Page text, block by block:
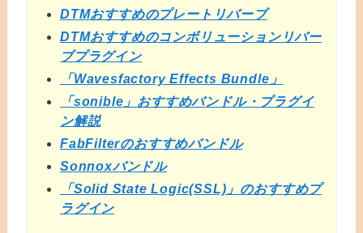
DTMおすすめのプレートリバーブ
DTMおすすめのコンボリューションリバー
ブプラグイン
「Wavesfactory Effects Bundle」
「sonible」おすすめバンドル・プラグイ
ン解説
FabFilterのおすすめバンドル
Sonnoxバンドル
「Solid State Logic(SSL)」のおすすめプ
ラグイン